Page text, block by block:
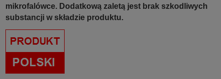
mikrofalówce. Dodatkową zaletą jest brak szkodliwych
substancji w składzie produktu.